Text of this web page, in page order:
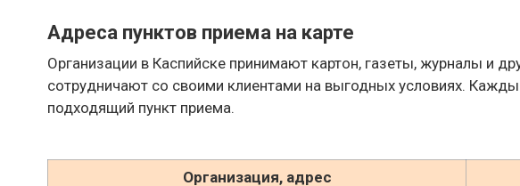
Адреса пунктов приема на карте
Организации в Каспийске принимают картон, газеты, журналы и
сотрудничают со своими клиентами на выгодных условиях.
подходящий пункт приема.
Организация, адрес